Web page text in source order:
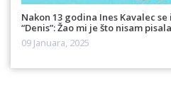
Nakon 13 godina Ines Kavalec
“Denis”: Žao mi je što nisam
09 Januara, 2025